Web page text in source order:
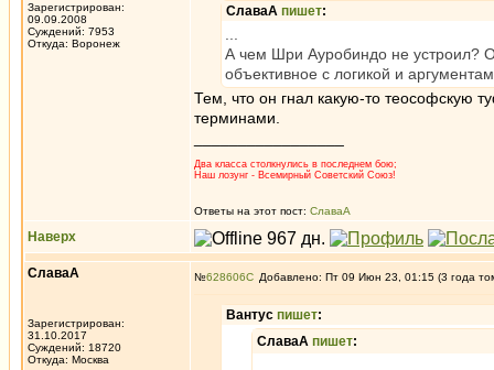
Зарегистрирован:
09.09.2008
Суждений: 7953
Откуда: Воронеж
СлаваА пишет:
А чем Шри Ауробиндо не устроил?
объективное с логикой и
Тем, что он гнал какую-то теософскую
терминами.
Два класса столкнулись в последнем бою;
Наш лозунг - Всемирный Советский Союз!
Ответы на этот пост: СлаваА
Наверх
СлаваА
Зарегистрирован:
31.10.2017
Суждений: 18720
Откуда: Москва
№628606 Добавлено: Пт 09 Июн 23, 01:15 (3 года
Вантус пишет:
СлаваА пишет: